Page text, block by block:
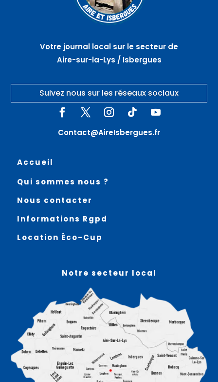
Votre journal local sur le secteur de
Aire-sur-la-Lys / Isbergues
Suivez nous sur les réseaux sociaux
Contact@AireIsbergues.fr
Accueil
Qui sommes nous ?
Nous contacter
Informations Rgpd
Location Éco-Cup
Notre secteur local